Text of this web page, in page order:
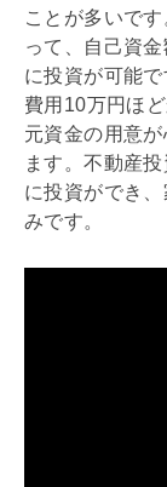
ことが多いで
って、自己資
に投資が可能
費用10万円ほ
元資金の用意
ます。不動産
に投資ができ
みです。